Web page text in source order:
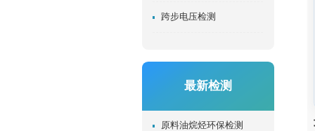
跨步电压检测
最新检测
原料油烷烃环保检测